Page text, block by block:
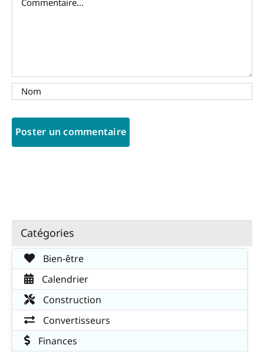
Catégories
Bien-être
Calendrier
Construction
Convertisseurs
Finances